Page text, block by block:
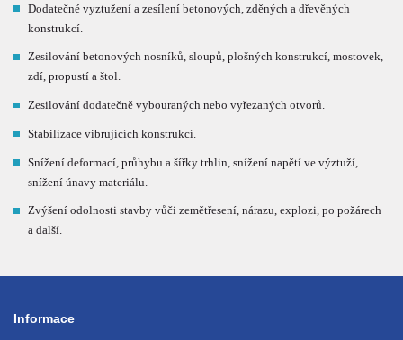
Dodatečné vyztužení a zesílení betonových, zděných a dřevěných
konstrukcí.
Zesilování betonových nosníků, sloupů, plošných konstrukcí, mostovek,
zdí, propustí a štol.
Zesilování dodatečně vybouraných nebo vyřezaných otvorů.
Stabilizace vibrujících konstrukcí.
Snížení deformací, průhybu a šířky trhlin, snížení napětí ve výztuží,
snížení únavy materiálu.
Zvýšení odolnosti stavby vůči zemětřesení, nárazu, explozi, po požárech
a další.
Informace